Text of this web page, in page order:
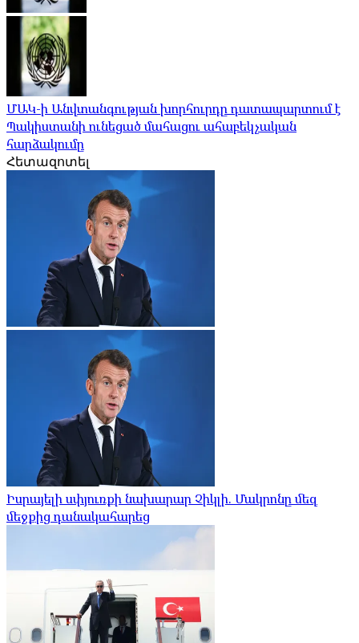
ՄԱԿ-ի Անվտանգության խորհուրդը դատապարտում է
Պակիստանի ունեցած մահացու ահաբեկչական
հարձակումը
Հետազոտել
Իսրայելի սփյուռքի նախարար Չիկլի. Մակրոնը մեզ
մեջքից դանակահարեց